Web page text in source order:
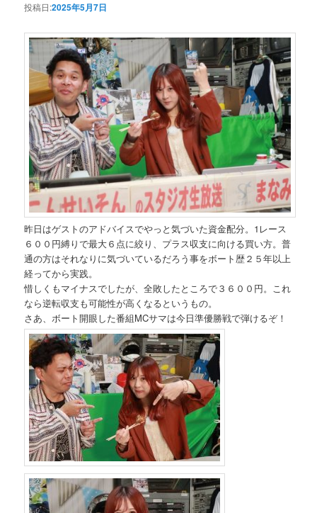
投稿日:2025年5月7日
昨日はゲストのアドバイスでやっと気づいた資金配分。1レース
６００円縛りで最大６点に絞り、プラス収支に向ける買い方。普
通の方はそれなりに気づいているだろう事をボート歴２５年以上
経ってから実践。
惜しくもマイナスでしたが、全敗したところで３６００円。これ
なら逆転収支も可能性が高くなるというもの。
さあ、ボート開眼した番組MCサマは今日準優勝戦で弾けるぞ！